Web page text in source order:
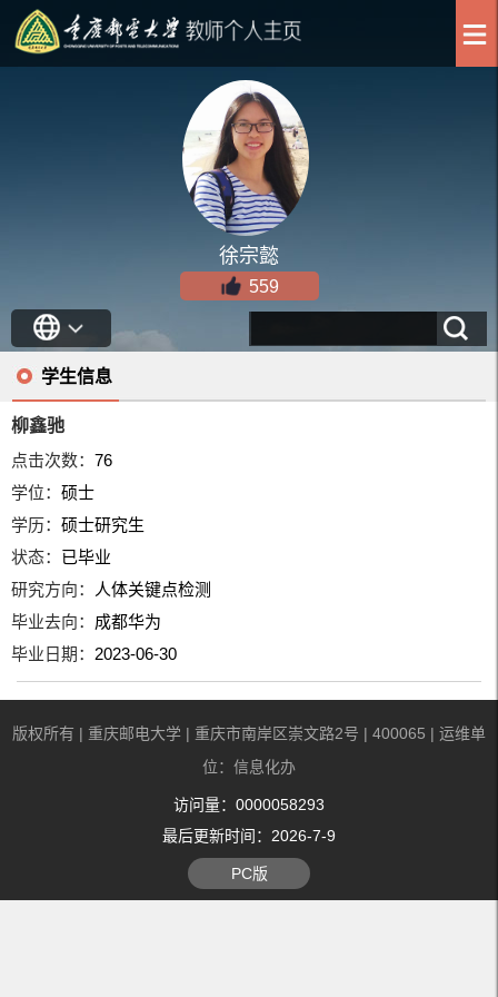
徐宗懿
559
学生信息
柳鑫驰
点击次数：76
学位：硕士
学历：硕士研究生
状态： 已毕业
研究方向： 人体关键点检测
毕业去向： 成都华为
毕业日期： 2023-06-30
版权所有 | 重庆邮电大学 | 重庆市南岸区崇文路2号 | 400065 | 运维单
位：信息化办
访问量： 0000058293
最后更新时间： 2026-7-9
PC版